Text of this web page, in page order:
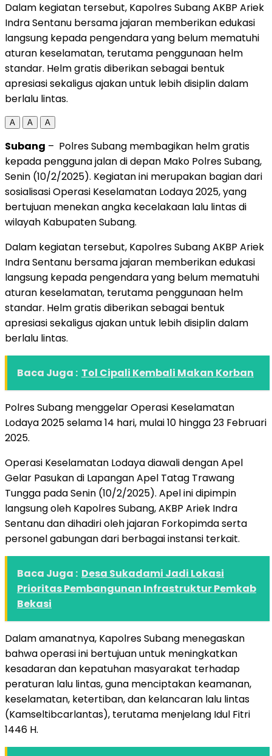
Dalam kegiatan tersebut, Kapolres Subang AKBP Ariek
Indra Sentanu bersama jajaran memberikan edukasi
langsung kepada pengendara yang belum mematuhi
aturan keselamatan, terutama penggunaan helm
standar. Helm gratis diberikan sebagai bentuk
apresiasi sekaligus ajakan untuk lebih disiplin dalam
berlalu lintas.
A A A
Subang – Polres Subang membagikan helm gratis
kepada pengguna jalan di depan Mako Polres Subang,
Senin (10/2/2025). Kegiatan ini merupakan bagian dari
sosialisasi Operasi Keselamatan Lodaya 2025, yang
bertujuan menekan angka kecelakaan lalu lintas di
wilayah Kabupaten Subang.
Dalam kegiatan tersebut, Kapolres Subang AKBP Ariek
Indra Sentanu bersama jajaran memberikan edukasi
langsung kepada pengendara yang belum mematuhi
aturan keselamatan, terutama penggunaan helm
standar. Helm gratis diberikan sebagai bentuk
apresiasi sekaligus ajakan untuk lebih disiplin dalam
berlalu lintas.
Baca Juga : Tol Cipali Kembali Makan Korban
Polres Subang menggelar Operasi Keselamatan
Lodaya 2025 selama 14 hari, mulai 10 hingga 23 Februari
2025.
Operasi Keselamatan Lodaya diawali dengan Apel
Gelar Pasukan di Lapangan Apel Tatag Trawang
Tungga pada Senin (10/2/2025). Apel ini dipimpin
langsung oleh Kapolres Subang, AKBP Ariek Indra
Sentanu dan dihadiri oleh jajaran Forkopimda serta
personel gabungan dari berbagai instansi terkait.
Baca Juga : Desa Sukadami Jadi Lokasi
Prioritas Pembangunan Infrastruktur Pemkab
Bekasi
Dalam amanatnya, Kapolres Subang menegaskan
bahwa operasi ini bertujuan untuk meningkatkan
kesadaran dan kepatuhan masyarakat terhadap
peraturan lalu lintas, guna menciptakan keamanan,
keselamatan, ketertiban, dan kelancaran lalu lintas
(Kamseltibcarlantas), terutama menjelang Idul Fitri
1446 H.